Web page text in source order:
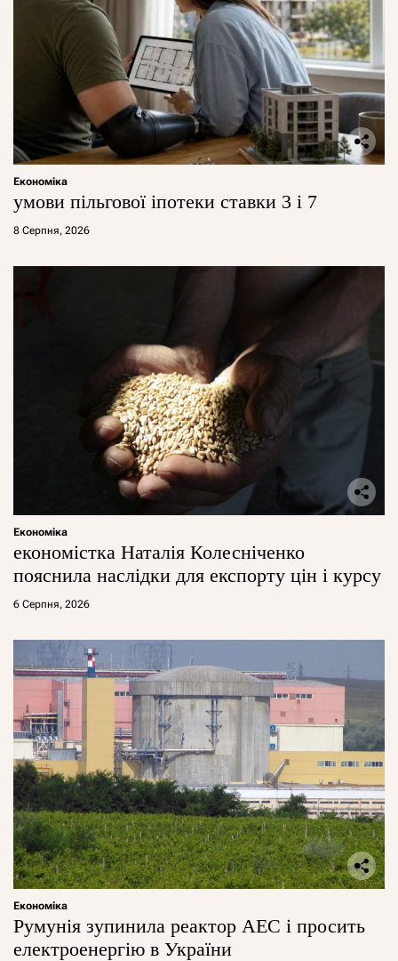
Економіка
умови пільгової іпотеки ставки 3 і 7
8 Серпня, 2026
Економіка
економістка Наталія Колесніченко
пояснила наслідки для експорту цін і курсу
6 Серпня, 2026
Економіка
Румунія зупинила реактор АЕС і просить
електроенергію в України